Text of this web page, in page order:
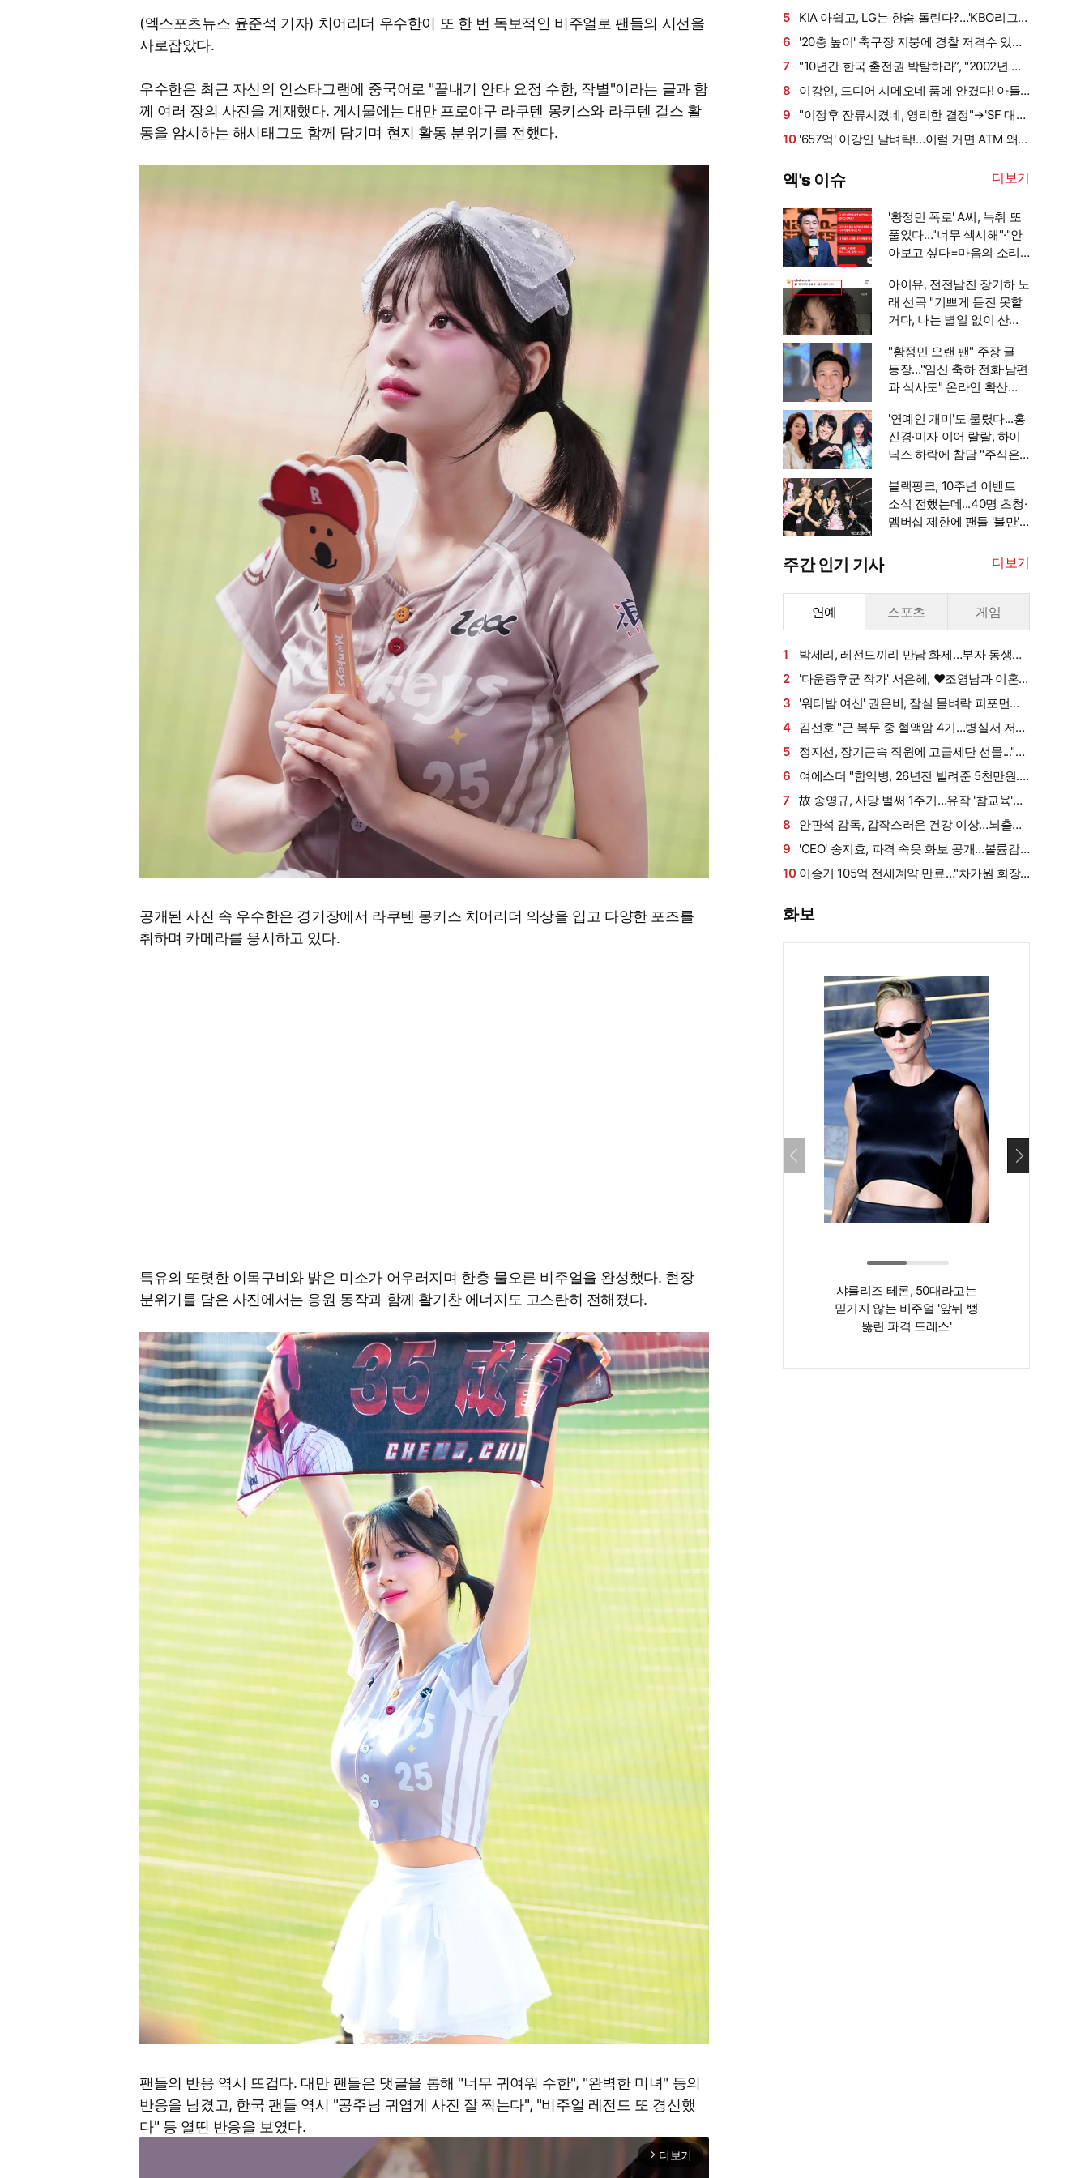
(엑스포츠뉴스 윤준석 기자) 치어리더 우수한이 또 한 번 독보적인 비주얼로 팬들의 시선을
사로잡았다.
우수한은 최근 자신의 인스타그램에 중국어로 "끝내기 안타 요정 수한, 작별"이라는 글과 함
께 여러 장의 사진을 게재했다. 게시물에는 대만 프로야구 라쿠텐 몽키스와 라쿠텐 걸스 활
동을 암시하는 해시태그도 함께 담기며 현지 활동 분위기를 전했다.
공개된 사진 속 우수한은 경기장에서 라쿠텐 몽키스 치어리더 의상을 입고 다양한 포즈를
취하며 카메라를 응시하고 있다.
특유의 또렷한 이목구비와 밝은 미소가 어우러지며 한층 물오른 비주얼을 완성했다. 현장
분위기를 담은 사진에서는 응원 동작과 함께 활기찬 에너지도 고스란히 전해졌다.
팬들의 반응 역시 뜨겁다. 대만 팬들은 댓글을 통해 "너무 귀여워 수한", "완벽한 미녀" 등의
반응을 남겼고, 한국 팬들 역시 "공주님 귀엽게 사진 잘 찍는다", "비주얼 레전드 또 경신했
다" 등 열띤 반응을 보였다.
arrow_forward_ios 더보기
인터뷰]
똑똑히 기억하는 페덱, 호랑이에 두 번 안 당한
다 [대구 인터뷰]
5
KIA 아쉽고, LG는 한숨 돌린다?…'KBO리그
멈췄다' 사상 초유 폭염 방학, 어느 팀이 울고 웃
을까
6
'20층 높이' 축구장 지붕에 경찰 저격수 있었
다니…뒤늦게 알려진 월드컵 결승전 비화→'트럼
프 지켜라'
7
"10년간 한국 출전권 박탈하라”, "2002년 기
록 삭제하라"…전세계 난리! 英 매체 "FIFA 공식
제재도 가능"→'심판 성접대 스캔들' 일파만파
8
이강인, 드디어 시메오네 품에 안겼다! 아틀
레티코 선수단과 서울서 첫 만남→7일 첫 팀 훈
련 참가 예정…9일 맨시티전 데뷔 눈앞
9
"이정후 잔류시켰네, 영리한 결정"→'SF 대대
적 리빌딩 결산' 美 매체 "LEE, 반드시 남겨야 할
10 '657억' 이강인 날벼락!…이럴 거면 ATM 왜
제외"
엑's 이슈 더보기
'황정민 폭로' A씨, 녹취 또
풀었다…"너무 섹시해"·"안
아보고 싶다=마음의 소리
아이유, 전전남친 장기하 노
래 선곡 "기쁘게 듣진 못할
거다, 나는 별일 없이 산다"
"황정민 오랜 팬" 주장 글
등장…"임신 축하 전화·남편
과 식사도" 온라인 확산
'연예인 개미'도 물렸다...홍
진경·미자 이어 랄랄, 하이
닉스 하락에 참담 "주식은
블랙핑크, 10주년 이벤트
소식 전했는데...40명 초청·
멤버십 제한에 팬들 '불만'
주간 인기 기사 더보기
연예 스포츠 게임
1
박세리, 레전드끼리 만남 화제…부자 동생에
게 밥 샀다가 '반전'
2
'다운증후군 작가' 서은혜, ♥조영남과 이혼
설 확산에 결국 입 열었다
3
'워터밤 여신' 권은비, 잠실 물벼락 퍼포먼스
'후끈'…두산 승리요정 등극
4
김선호 "군 복무 중 혈액암 4기…병실서 저만
살아남았다" (내 남은 연애)
5
정지선, 장기근속 직원에 고급세단 선물..."차
부담되면 명품백도 가능" (사당귀)[전일야화]
6
여에스더 "함익병, 26년전 빌려준 5천만원...
그덕에 사업 시작" (동상이몽2)[종합]
7
故 송영규, 사망 벌써 1주기…유작 '참교육'서
묵직한 존재감
8
안판석 감독, 갑작스러운 건강 이상…뇌출혈
로 쓰러져
9
'CEO' 송지효, 파격 속옷 화보 공개…볼륨감·
라인 모두 '퍼펙트'
10 이승기 105억 전세계약 만료…"차가원 회장,
화보
샤를리즈 테론, 50대라고는
믿기지 않는 비주얼 '앞뒤 뻥
뚫린 파격 드레스'